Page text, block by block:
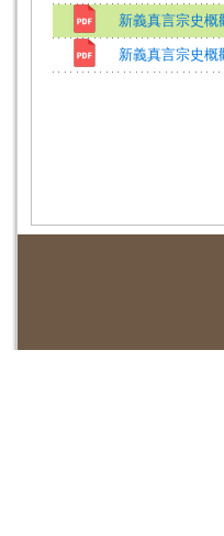
新義真言宗史概
新義真言宗史概